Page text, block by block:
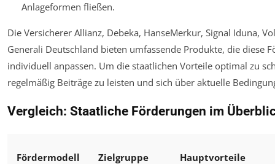
Anlageformen fließen.
Die Versicherer Allianz, Debeka, HanseMerkur, Signal Iduna,
Generali Deutschland bieten umfassende Produkte, die diese
individuell anpassen. Um die staatlichen Vorteile optimal zu
regelmäßig Beiträge zu leisten und sich über aktuelle
Vergleich: Staatliche Förderungen im
Fördermodell Zielgruppe Hauptvorteile